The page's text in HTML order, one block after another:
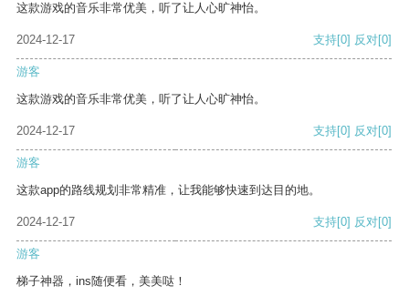
这款游戏的音乐非常优美，听了让人心旷神怡。
2024-12-17 支持[0] 反对[0]
游客
这款游戏的音乐非常优美，听了让人心旷神怡。
2024-12-17 支持[0] 反对[0]
游客
这款app的路线规划非常精准，让我能够快速到达目的地。
2024-12-17 支持[0] 反对[0]
游客
梯子神器，ins随便看，美美哒！